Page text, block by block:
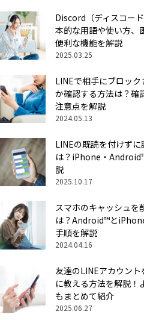
Discord（ディスコー
本的な用語や使い方、
便利な機能を解説
2025.03.25
LINEで相手にブロック
か確認する方法は？確
注意点を解説
2024.05.13
LINEの既読を付けずに
は？iPhone・
説
2025.10.17
スマホのキャッシュを
は？Android™と
手順を解説
2024.04.16
友達のLINEアカウント
に教える方法を解説！
もまとめて紹介
2025.06.27